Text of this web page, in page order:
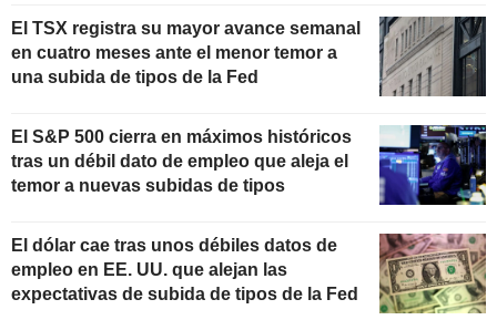
El TSX registra su mayor avance semanal
en cuatro meses ante el menor temor a
una subida de tipos de la Fed
El S&P 500 cierra en máximos históricos
tras un débil dato de empleo que aleja el
temor a nuevas subidas de tipos
El dólar cae tras unos débiles datos de
empleo en EE. UU. que alejan las
expectativas de subida de tipos de la Fed